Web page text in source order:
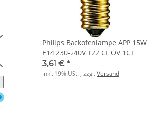
Philips Backofenlampe APP 15W
E14 230-240V T22 CL OV 1CT
3,61 € *
inkl. 19% USt. , zzgl.Versand